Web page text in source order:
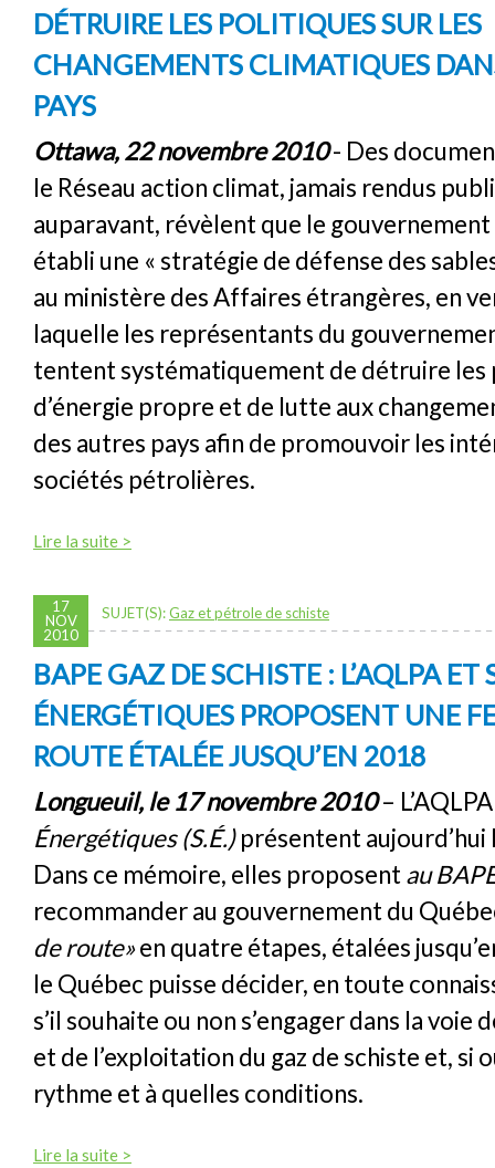
DÉTRUIRE LES POLITIQUES SUR LES
CHANGEMENTS CLIMATIQUES
PAYS
Ottawa, 22 novembre 2010- Des
le Réseau action climat, jamais rendus
auparavant, révèlent que le gouvernement
établi une « stratégie de défense des
au ministère des Affaires étrangères, en
laquelle les représentants du
tentent systématiquement de détruire les
d’énergie propre et de lutte aux
des autres pays afin de promouvoir les
sociétés pétrolières.
Lire la suite >
17
NOV
2010
SUJET(S):Gaz et pétrole de schiste
BAPE GAZ DE SCHISTE : L’AQLPA ET
ÉNERGÉTIQUES PROPOSENT UNE
ROUTE ÉTALÉE JUSQU’EN 2018
Longueuil, le 17 novembre 2010–
Énergétiques (S.É.)présentent aujourd’hui
Dans ce mémoire, elles proposentau
recommander au gouvernement du
de route»en quatre étapes, étalées
le Québec puisse décider, en toute
s’il souhaite ou non s’engager dans la voie
et de l’exploitation du gaz de schiste et, si
rythme et à quelles conditions.
Lire la suite >